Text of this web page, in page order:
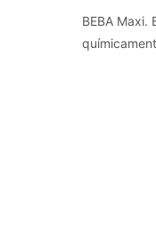
BEBA